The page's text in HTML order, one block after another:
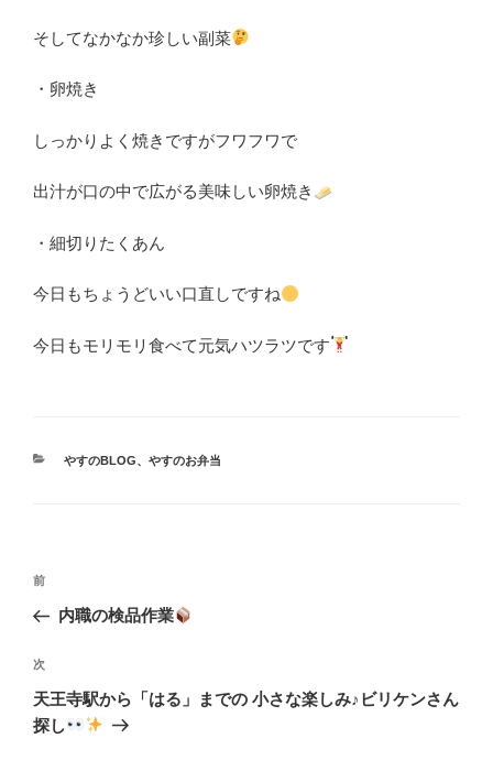
そしてなかなか珍しい副菜
・卵焼き
しっかりよく焼きですがフワフワで
出汁が口の中で広がる美味しい卵焼き
・細切りたくあん
今日もちょうどいい口直しですね
今日もモリモリ食べて元気ハツラツです
カ
やすのBLOG、 やすのお弁当
投
ナ
ビ
ゲ
ー
前
の
稿
前
内職の検品作業
次
の
投
次
天王寺駅から「はる」までの 小さな楽しみ♪ビリケンさん
探し